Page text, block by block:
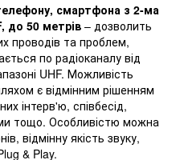
смартфона з 2-ма
до 50 метрів – дозволить
проводів та проблем,
по радіоканалу від
UHF. Можливість
є відмінним рішенням
інтерв'ю, співбесід,
тощо. Особливістю можна
відмінну якість звуку,
& Play.